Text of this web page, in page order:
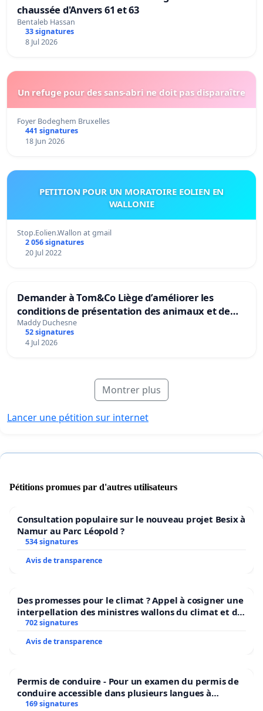
chaussée d'Anvers 61 et 63
Bentaleb Hassan
33 signatures
8 Jul 2026
Un refuge pour des sans-abri ne doit pas disparaître
Foyer Bodeghem Bruxelles
441 signatures
18 Jun 2026
PETITION POUR UN MORATOIRE EOLIEN EN
WALLONIE
Stop.Eolien.Wallon at gmail
2 056 signatures
20 Jul 2022
Demander à Tom&Co Liège d’améliorer les
conditions de présentation des animaux et de
mettre fin à la vente d’animaux en magasin
Maddy Duchesne
52 signatures
4 Jul 2026
Montrer plus
Lancer une pétition sur internet
Pétitions promues par d'autres utilisateurs
Consultation populaire sur le nouveau projet Besix à
Namur au Parc Léopold ?
534 signatures
Avis de transparence
Des promesses pour le climat ? Appel à cosigner une
interpellation des ministres wallons du climat et de
l’environnement.
702 signatures
Avis de transparence
Permis de conduire - Pour un examen du permis de
conduire accessible dans plusieurs langues à
Bruxelles
169 signatures